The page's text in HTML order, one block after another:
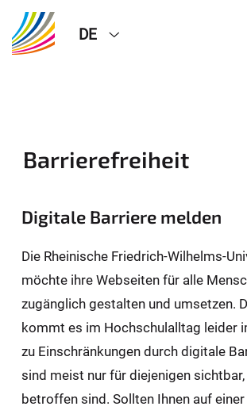
DE
Barrierefreiheit
Digitale Barriere melden
Die Rheinische Friedrich-Wilhelms-
möchte ihre Webseiten für alle
zugänglich gestalten und umsetzen.
kommt es im Hochschulalltag leider
zu Einschränkungen durch digitale
sind meist nur für diejenigen
betroffen sind. Sollten Ihnen auf